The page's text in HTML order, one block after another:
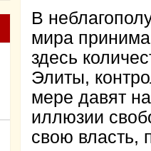
В
мира
здесь
Элиты,
мере давят
иллюзии
свою власть,